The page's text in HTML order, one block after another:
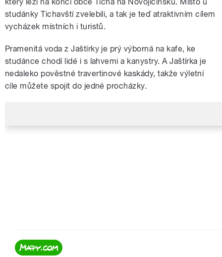
studánky Tichavští zvelebili, a tak je teď atraktivním cílem
vycházek místních i turistů.
Pramenitá voda z Jaštírky je prý výborná na kafe, ke
studánce chodí lidé i s lahvemi a kanystry. A Jaštírka je
nedaleko pověstné travertinové kaskády, takže výletní
cíle můžete spojit do jedné procházky.